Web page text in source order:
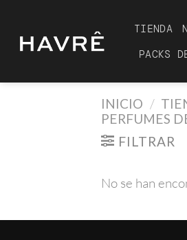
contenido
TIENDA
PACKS
INICIO /
PERFUMES
FILTRAR
No se han